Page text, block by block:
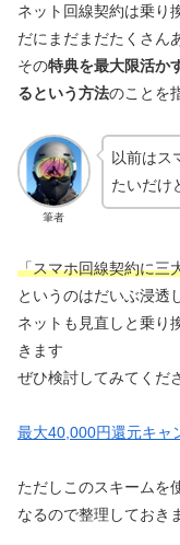
ネット回線契約は乗り
だにまだまだたくさん
その特典を最大限活か
るという方法のことを
筆者
以前はス
たいだけ
「スマホ回線契約に三
というのはだいぶ浸透
ネットも見直しと乗り
きます
ぜひ検討してみてくだ
最大40,000円還元キャ
ただしこのスキームを
なるので整理しておき